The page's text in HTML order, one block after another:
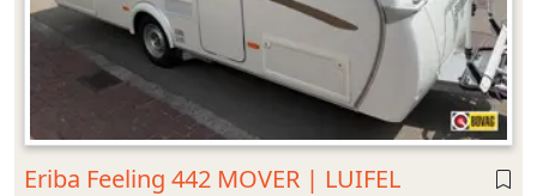
Eriba Feeling 442 MOVER | LUIFEL